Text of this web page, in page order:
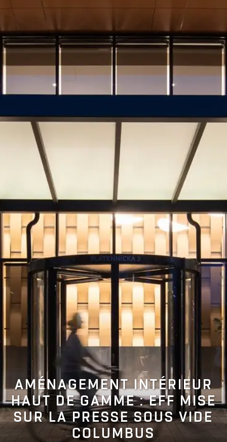
AMÉNAGEMENT INTÉRIEUR
HAUT DE GAMME : EFF MISE
SUR LA PRESSE SOUS VIDE
COLUMBUS